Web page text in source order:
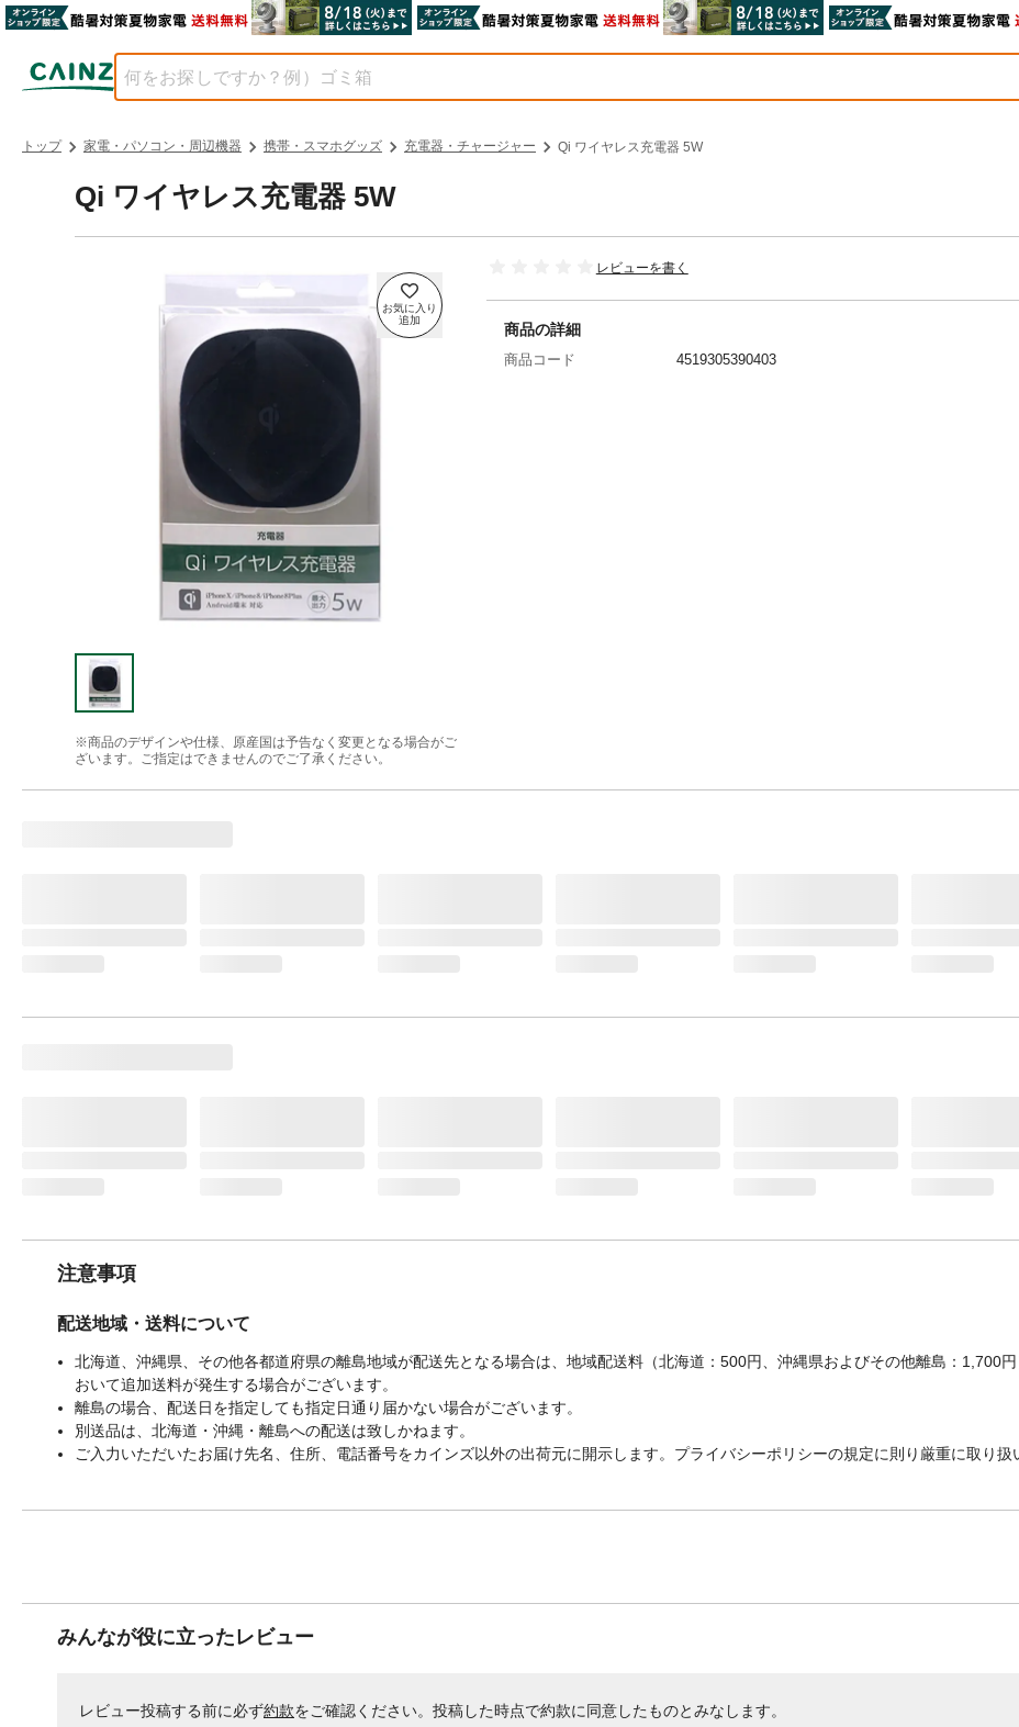
トップ 家電・パソコン・周辺機器 携帯・スマホグッズ 充電器・チャージャー Qi ワイヤレス充電器 5W
Qi ワイヤレス充電器 5W
※商品のデザインや仕様、原産国は予告なく変更となる場合がご
ざいます。ご指定はできませんのでご了承ください。
レビューを書く
商品の詳細
商品コード 4519305390403
注意事項
配送地域・送料について
北海道、沖縄県、その他各都道府県の離島地域が配送先となる場合は、地域配送料（北海道：500円、沖縄県およびその他離島：1,700
おいて追加送料が発生する場合がございます。
離島の場合、配送日を指定しても指定日通り届かない場合がございます。
別送品は、北海道・沖縄・離島への配送は致しかねます。
ご入力いただいたお届け先名、住所、電話番号をカインズ以外の出荷元に開示します。プライバシーポリシーの規定に則り厳重に取り扱
みんなが役に立ったレビュー
レビュー投稿する前に必ず約款をご確認ください。投稿した時点で約款に同意したものとみなします。